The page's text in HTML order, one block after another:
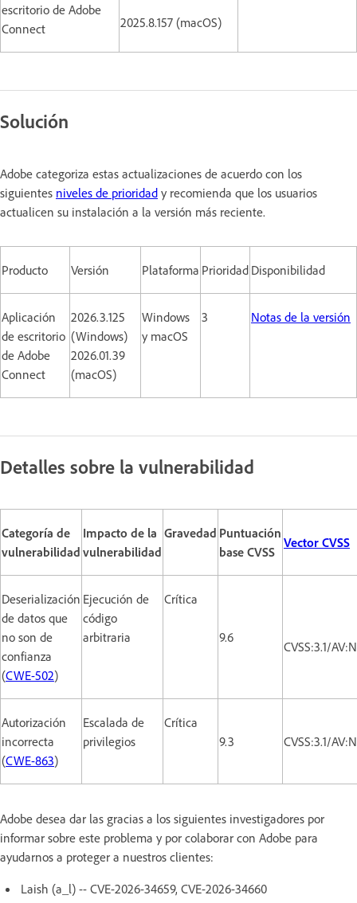
escritorio de Adobe
Connect
2025.8.157 (macOS)
Solución
Adobe categoriza estas actualizaciones de acuerdo con los
siguientes niveles de prioridad y recomienda que los usuarios
actualicen su instalación a la versión más reciente.
Producto Versión Plataforma Prioridad Disponibilidad
Aplicación
de escritorio
de Adobe
Connect
2026.3.125
(Windows)
2026.01.39
(macOS)
Windows
y macOS
3 Notas de la versión
Detalles sobre la vulnerabilidad
Categoría de
vulnerabilidad
Impacto de la
vulnerabilidad
Gravedad Puntuación
base CVSS
Vector CVSS
Deserialización
de datos que
no son de
confianza
(CWE-502)
Ejecución de
código
arbitraria
Crítica
9.6
CVSS:3.1/
Autorización
incorrecta
(CWE-863)
Escalada de
privilegios
Crítica
9.3
CVSS:3.1/
Adobe desea dar las gracias a los siguientes investigadores por
informar sobre este problema y por colaborar con Adobe para
ayudarnos a proteger a nuestros clientes:
Laish (a_l) -- CVE-2026-34659, CVE-2026-34660